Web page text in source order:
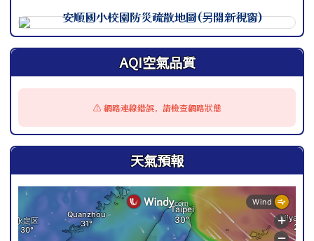
此圖為安順國小校園防災地圖（地震），呈現校園整體配
AQI空氣品質
⚠️ 網路連線錯誤，請檢查網路狀態
天氣預報